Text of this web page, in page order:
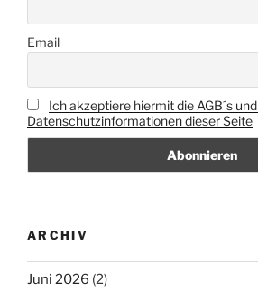
Email
Ich akzeptiere hiermit die AGB´s
Datenschutzinformationen dieser Seite
ARCHIV
Juni 2026 (2)